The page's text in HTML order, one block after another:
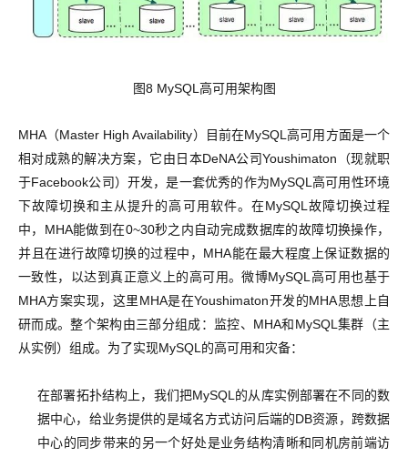
图8 MySQL高可用架构图
MHA（Master High Availability）目前在MySQL高可用方面是一个
相对成熟的解决方案，它由日本DeNA公司Youshimaton（现就职
于Facebook公司）开发，是一套优秀的作为MySQL高可用性环境
下故障切换和主从提升的高可用软件。在MySQL故障切换过程
中，MHA能做到在0~30秒之内自动完成数据库的故障切换操作，
并且在进行故障切换的过程中，MHA能在最大程度上保证数据的
一致性，以达到真正意义上的高可用。微博MySQL高可用也基于
MHA方案实现，这里MHA是在Youshimaton开发的MHA思想上自
研而成。整个架构由三部分组成：监控、MHA和MySQL集群（主
从实例）组成。为了实现MySQL的高可用和灾备：
在部署拓扑结构上，我们把MySQL的从库实例部署在不同的数
据中心，给业务提供的是域名方式访问后端的DB资源，跨数据
中心的同步带来的另一个好处是业务结构清晰和同机房前端访